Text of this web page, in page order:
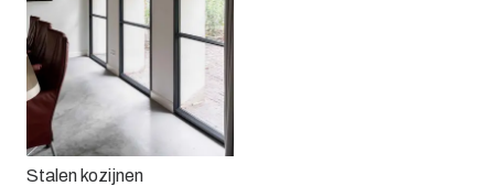
Stalen kozijnen